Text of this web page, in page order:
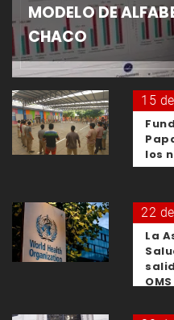
MODELO DE
CHACO
15
los
22
La
OMS